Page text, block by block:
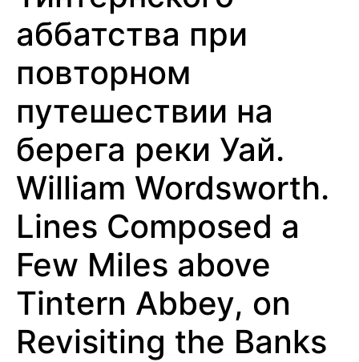
аббатства при
повторном
путешествии на
берега реки Уай.
William Wordsworth.
Lines Composed a
Few Miles above
Tintern Abbey, on
Revisiting the Banks